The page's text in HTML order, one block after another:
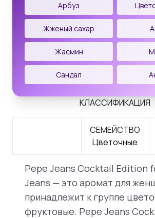
Арбуз
Жженый сахар
Жасмин
Сандал
КЛАССИФИКАЦИЯ
СЕМЕЙСТВО
Цветочные
Pepe Jeans Cocktail Edition
Jeans — это аромат для
принадлежит к группе
фруктовые. Pepe Jeans